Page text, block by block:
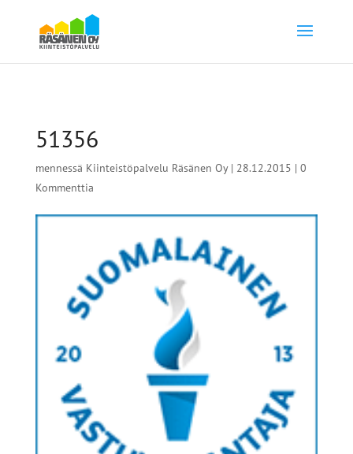
51356
mennessä Kiinteistöpalvelu Räsänen Oy| 28.12.2015 | 0
Kommenttia